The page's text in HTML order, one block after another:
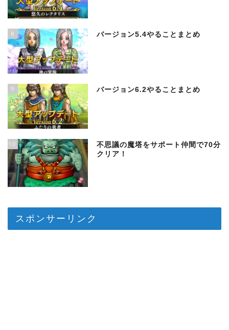
8 バージョン5.4やることまとめ
9 バージョン6.2やることまとめ
10
不思議の魔塔をサポート仲間で70分
クリア！
スポンサーリンク